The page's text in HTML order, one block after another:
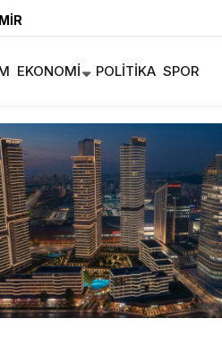
EKONOMI POLITIKA SPOR